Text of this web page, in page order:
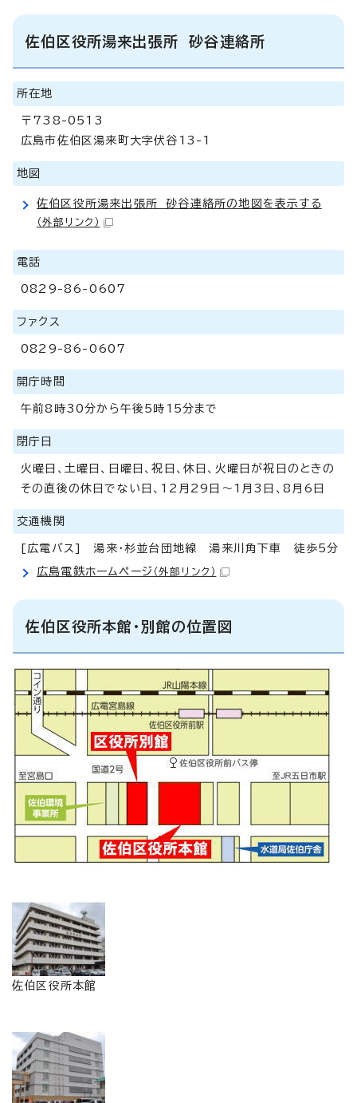
佐伯区役所湯来出張所 砂谷連絡所
所在地
〒738-0513
広島市佐伯区湯来町大字伏谷13-1
地図
佐伯区役所湯来出張所 砂谷連絡所の地図を表示する
（外部リンク）
電話
0829-86-0607
ファクス
0829-86-0607
開庁時間
午前8時30分から午後5時15分まで
閉庁日
火曜日、土曜日、日曜日、祝日、休日、火曜日が祝日のときの
その直後の休日でない日、12月29日～1月3日、8月6日
交通機関
[広電バス] 湯来・杉並台団地線 湯来川角下車 徒歩5分
広島電鉄ホームページ （外部リンク）
佐伯区役所本館・別館の位置図
佐伯区役所本館